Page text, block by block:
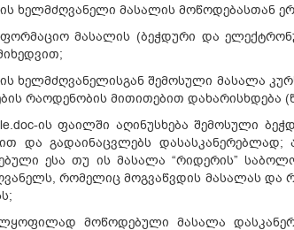
ხელმძღვანელი მასალის მოწოდებასთან
მასალის (ბეჭდური და
ხელმძღვანელისგან შემოსული მასალა
რაოდენობის მითითებით დახარისხდება
ის ფაილში აღინუსხება შემოსული
და გადაინაცვლებს
ესა თუ ის მასალა “რიდერის”
რომელიც მოგვაწვდის მასალას და
მოწოდებული მასალა